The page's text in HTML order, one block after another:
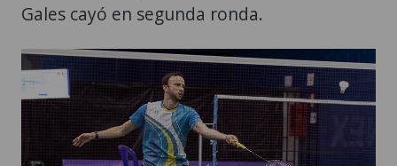
Gales cayó en segunda ronda.